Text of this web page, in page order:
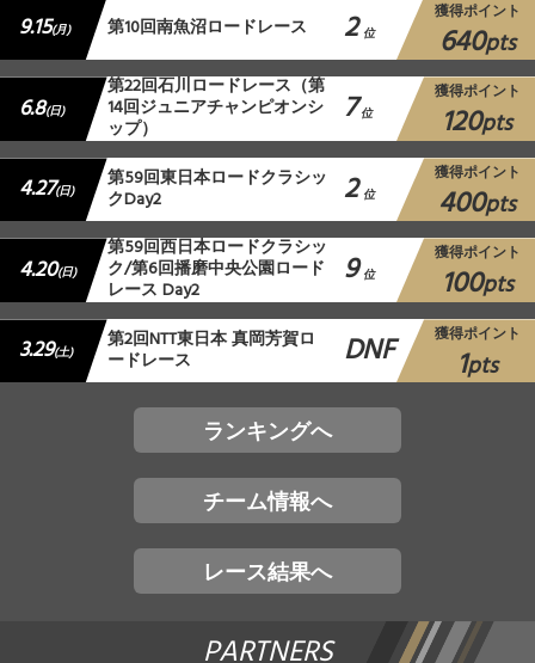
9.15(月) 第10回南魚沼ロードレース 2 位
獲得ポイント
640pts
6.8(日)
第22回石川ロードレース（第
14回ジュニアチャンピオンシ
ップ） 7 位
獲得ポイント
120pts
4.27(日) 第59回東日本ロードクラシッ
クDay2 2 位
獲得ポイント
400pts
4.20(日)
第59回西日本ロードクラシッ
ク/第6回播磨中央公園ロード
レース Day2 9 位
獲得ポイント
100pts
3.29(土) 第2回NTT東日本 真岡芳賀ロ
ードレース DNF 獲得ポイント
1pts
ランキングへ
チーム情報へ
レース結果へ
PARTNERS